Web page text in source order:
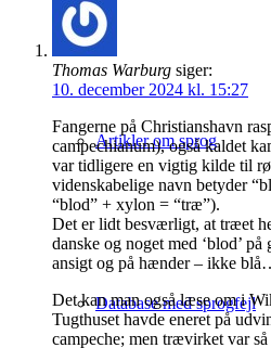
Artikler om sprog
Database med sprogfejl
Thomas Warburg siger:
10. december 2024 kl. 15:27
Fangerne på Christianshavn
campechianum), også kaldet
var tidligere en vigtig kilde til
videnskabelige navn betyder
“blod” + xylon = “træ”).
Det er lidt besværligt, at træet
danske og noget med ‘blod’
ansigt og på hænder – ikke
Det kan man også læse om i
Tugthuset havde eneret på
campeche; men trævirket var